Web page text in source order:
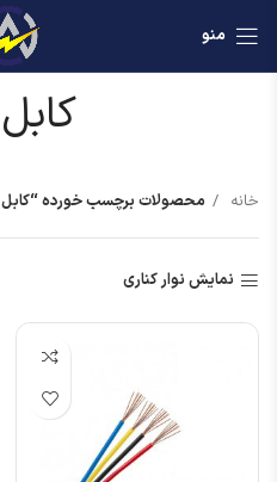
منو
کابل ۱۴
خانه محصولات برچسب خورده “کابل ۱۴”
نمایش نوار کناری